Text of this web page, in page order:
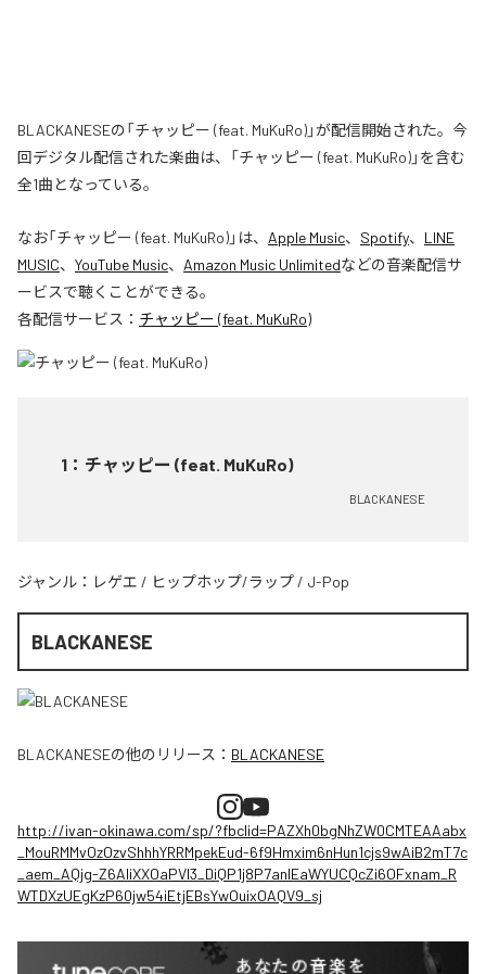
BLACKANESEの「チャッピー (feat. MuKuRo)」が配信開始された。今
回デジタル配信された楽曲は、「チャッピー (feat. MuKuRo)」を含む
全1曲となっている。
なお「チャッピー (feat. MuKuRo)」は、 Apple Music、 Spotify、 LINE
MUSIC、 YouTube Music、 Amazon Music Unlimitedなどの音楽配信サ
ービスで聴くことができる。
各配信サービス： チャッピー (feat. MuKuRo)
1 ： チャッピー (feat. MuKuRo)
BLACKANESE
ジャンル： レゲエ / ヒップホップ/ラップ / J-Pop
BLACKANESE
BLACKANESEの他のリリース： BLACKANESE
http://ivan-okinawa.com/sp/?fbclid=PAZXh0bgNhZW0CMTEAAabx
_MouRMMvOzOzvShhhYRRMpekEud-6f9Hmxim6nHun1cjs9wAiB2mT7c
_aem_AQjg-Z6AIiXXOaPVl3_DiQP1j8P7anlEaWYUCQcZi6OFxnam_R
WTDXzUEgKzP60jw54iEtjEBsYwOuixOAQV9_sj